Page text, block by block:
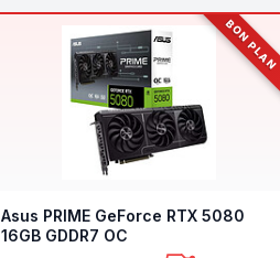
BON PLAN
Asus PRIME GeForce RTX 5080
16GB GDDR7 OC